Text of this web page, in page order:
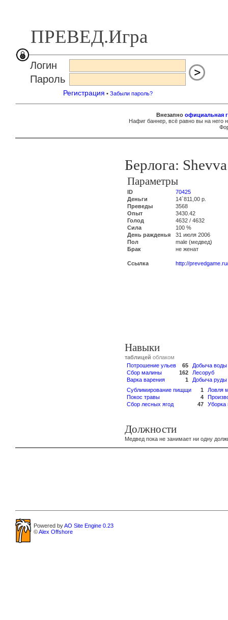
ПРЕВЕД.Игра
Логин
Пароль
Регистрация • Забыли пароль?
Внезапно официальная
Нафиг баннер, всё равно вы на
Берлога:
Параметры
ID
70425
Деньги
14`811,00 р.
Преведы
3568
Опыт
3430.42
Голод
4632 / 4632
Сила
100 %
День ражденья
31 июля 2006
Пол
male (медвед)
Брак
не женат
Ссылка http://
Навыки
таблицей облаком
Потрошение ульев
65
Сбор малины
162
Варка варения
1
Добыча воды
Лесоруб
Добыча руды
Сублимирование пищщи
1
Покос травы
4
Сбор лесных ягод
47
Ловля
Должности
Медвед пока не занимает ни одну
Powered byAO Site Engine 0.23
©Alex Offshore